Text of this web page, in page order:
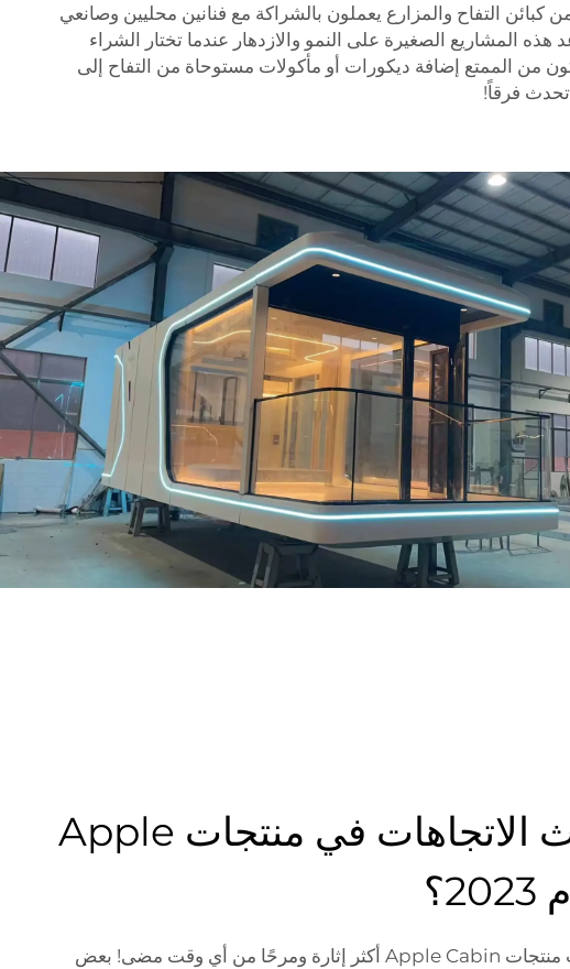
كبائن التفاح والمزارع يعملون بالشراكة مع فنانين محليين وصانعي
المشاريع الصغيرة على النمو والازدهار عندما تختار الشراء
من الممتع إضافة ديكورات أو مأكولات مستوحاة من التفاح إلى
تحدث فرقاً!
ما هي أحدث الاتجاهات في منتجات Apple
في عام 2023، أصبحت منتجات Apple Cabin أكثر إثارة ومرحًا من أي وقت مضى! بعض